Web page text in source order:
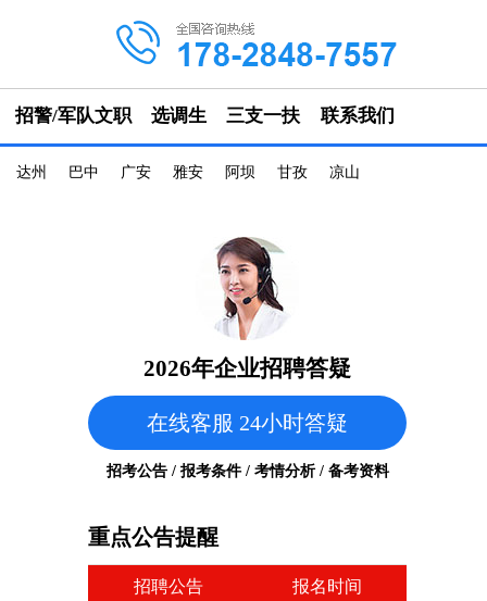
招警/军队文职 选调生 三支一扶 联系我们
达州 巴中 广安 雅安 阿坝 甘孜 凉山
2026年企业招聘答疑
在线客服 24小时答疑
招考公告 / 报考条件 / 考情分析 / 备考资料
重点公告提醒
招聘公告 报名时间